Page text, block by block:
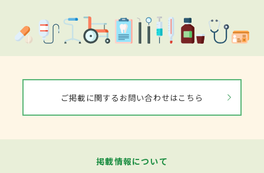
ご掲載に関するお問い合わせはこちら
掲載情報について